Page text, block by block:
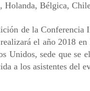
Holanda, Bélgica,
de la Conferencia
el año 2018
Unidos, sede que se
a los asistentes del